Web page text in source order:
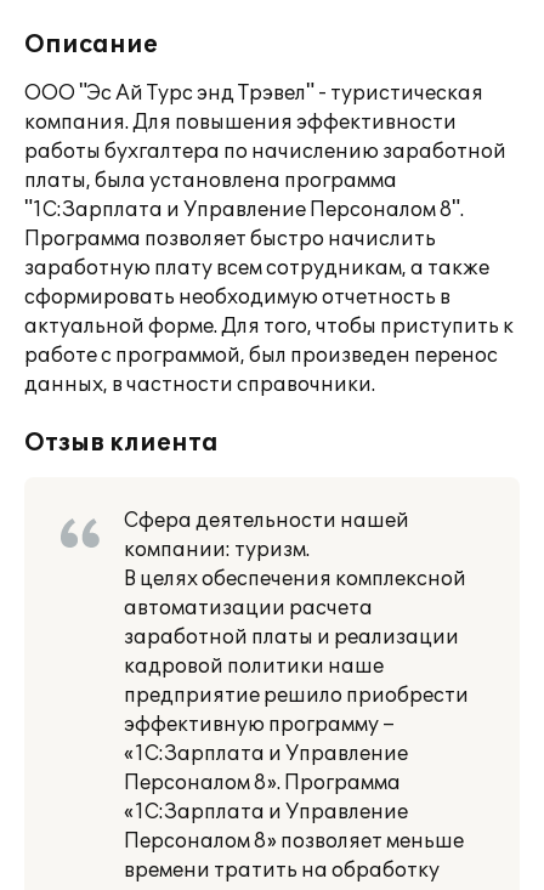
Описание
ООО "Эс Ай Турс энд Трэвел" - туристическая
компания. Для повышения эффективности
работы бухгалтера по начислению заработной
платы, была установлена программа
"1С:Зарплата и Управление Персоналом 8".
Программа позволяет быстро начислить
заработную плату всем сотрудникам, а также
сформировать необходимую отчетность в
актуальной форме. Для того, чтобы приступить к
работе с программой, был произведен перенос
данных, в частности справочники.
Отзыв клиента
Сфера деятельности нашей
компании: туризм.
В целях обеспечения комплексной
автоматизации расчета
заработной платы и реализации
кадровой политики наше
предприятие решило приобрести
эффективную программу –
«1С:Зарплата и Управление
Персоналом 8». Программа
«1С:Зарплата и Управление
Персоналом 8» позволяет меньше
времени тратить на обработку